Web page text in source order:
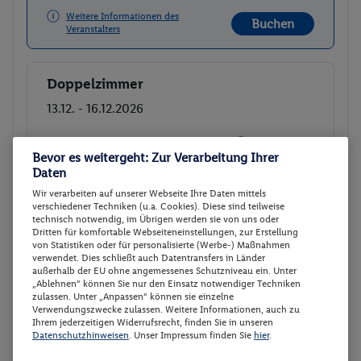
Weitere Informationen des
Veranstalters
Buchen
Buchen
Doppelzimmer
13.12. - 16.12.2026
Doppelzimmer
366 € Gesamt
p.P.
171.03
366 € Gesamt
Veranstalter:DERTOUR International
Weitere Informationen des
Veranstalters
Buchen
Buchen
Doppelzimmer
Bevor es weitergeht: Zur Verarbeitung Ihrer
Daten
Wir verarbeiten auf unserer Webseite Ihre Daten mittels
verschiedener Techniken (u.a. Cookies). Diese sind teilweise
technisch notwendig, im Übrigen werden sie von uns oder
Dritten für komfortable Webseiteneinstellungen, zur Erstellung
von Statistiken oder für personalisierte (Werbe-) Maßnahmen
verwendet. Dies schließt auch Datentransfers in Länder
außerhalb der EU ohne angemessenes Schutzniveau ein. Unter
„Ablehnen“ können Sie nur den Einsatz notwendiger Techniken
zulassen. Unter „Anpassen“ können sie einzelne
Verwendungszwecke zulassen. Weitere Informationen, auch zu
Ihrem jederzeitigen Widerrufsrecht, finden Sie in unseren
Datenschutzhinweisen . Unser Impressum finden Sie hier.